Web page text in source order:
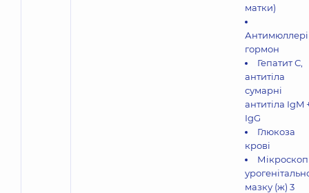
матки)
гормон
Гепатит С,
антитіла
сумарні
антитіла IgM
IgG
Глюкоза
крові
мазку (ж) 3